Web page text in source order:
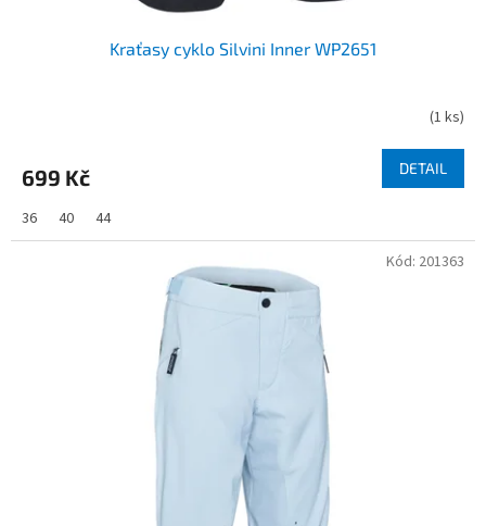
Kraťasy cyklo Silvini Inner WP2651
(1 ks)
699 Kč DETAIL
36 40 44
Kód: 201363